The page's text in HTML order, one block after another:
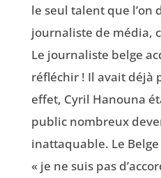
le seul talent que l’on
journaliste de média,
Le journaliste belge
réfléchir ! Il avait déjà
effet, Cyril Hanouna
public nombreux
inattaquable. Le
« je ne suis pas